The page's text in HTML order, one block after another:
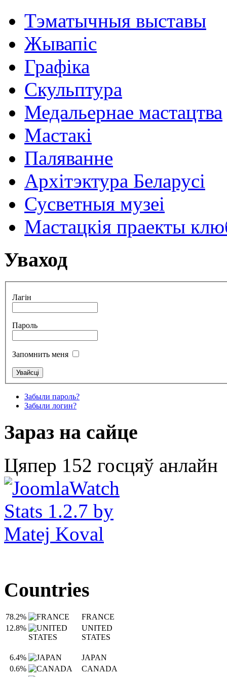
Тэматычныя выставы
Жывапіс
Графіка
Скульптура
Медальернае мастацтва
Мастакі
Паляванне
Архітэктура Беларусі
Сусветныя музеі
Мастацкія праекты
Уваход
Лагін
Пароль
Запомнить меня
Забыли пароль?
Забыли логин?
Зараз на сайце
Цяпер 152 госцяў анлайн
Countries
78.2%
FRANCE
12.8%
UNITED
STATES
6.4%
JAPAN
0.6%
CANADA